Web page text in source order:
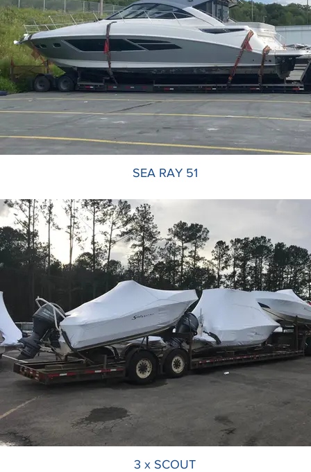
SEA RAY 51
3 x SCOUT